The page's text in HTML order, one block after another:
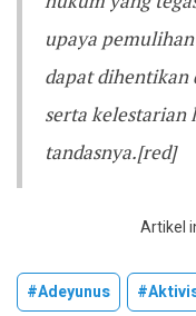
upaya
dapat dihentikan
serta kelestarian
tandasnya.[red]
Artikel
#adeyunus